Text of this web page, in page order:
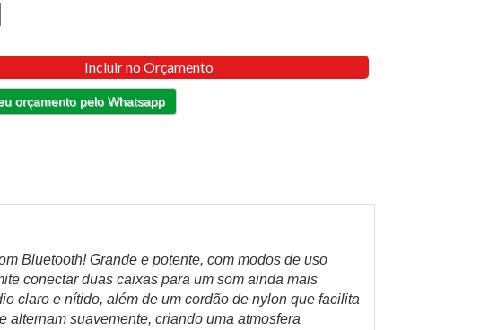
Incluir no Orçamento
orçamento pelo Whatsapp
Bluetooth! Grande e potente, com modos de uso
conectar duas caixas para um som ainda mais
claro e nítido, além de um cordão de nylon que facilita
alternam suavemente, criando uma atmosfera